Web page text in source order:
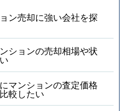
ン売却に強い会社を探
ションの売却相場や状
マンションの査定価格
較したい